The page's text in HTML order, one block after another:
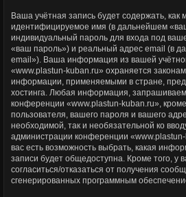
Ваша учётная запись будет содержать, как
идентифицируемое имя (в дальнейшем
индивидуальный пароль для входа под
«ваш пароль») и реальный адрес email (в
email»). Ваша информация из вашей
«www.plastun-kuban.ru» охраняется
информации, применяемыми в стране,
хостинга. Любая информация,
конференции «www.plastun-kuban.ru»,
пользователя, вашего пароля и вашего
необходимой, так и необязательной ко
администрации конференции
вас есть возможность выбрать, какая
записи будет общедоступна. Кроме того, у
согласиться/отказаться от получения
сгенерированных программным